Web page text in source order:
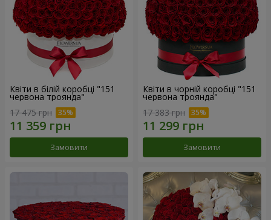
Квіти в білій коробці "151
червона троянда"
17 475 грн
Замовити
Квіти в чорній коробці "151
червона троянда"
17 383 грн
Замовити